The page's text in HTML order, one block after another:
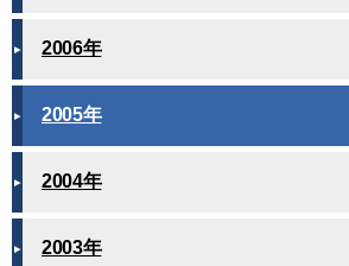
2006年
2005年
2004年
2003年